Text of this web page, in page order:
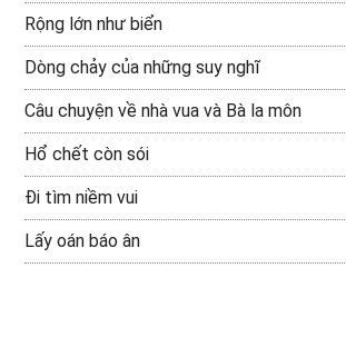
Rộng lớn như biển
Dòng chảy của những suy nghĩ
Câu chuyện về nhà vua và Bà la môn
Hổ chết còn sói
Đi tìm niềm vui
Lấy oán báo ân